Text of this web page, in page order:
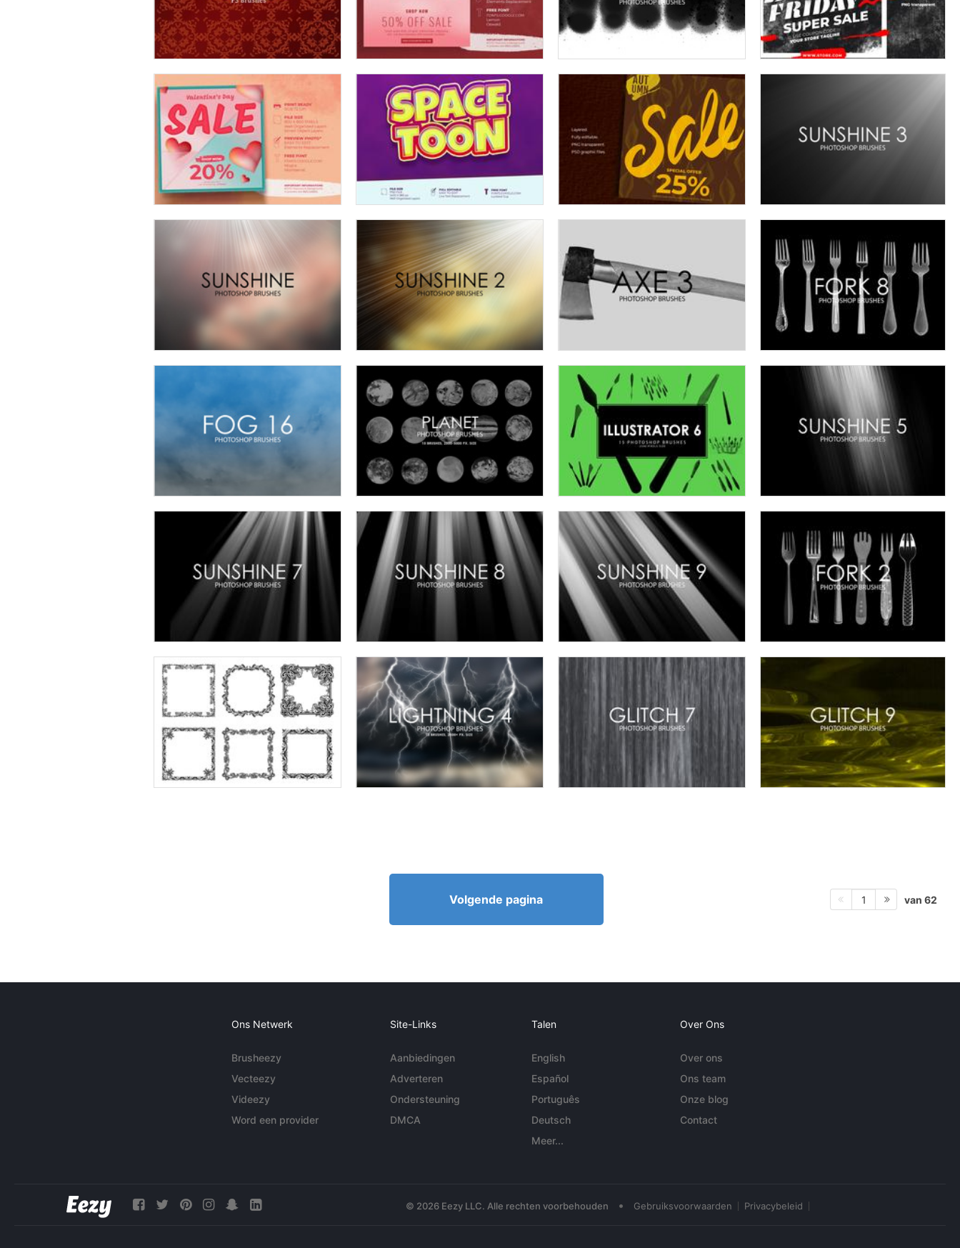
Volgende pagina 1 van 62
Ons Netwerk
Brusheezy
Vecteezy
Videezy
Word een provider
Site-Links
Aanbiedingen
Adverteren
Ondersteuning
DMCA
Talen
English
Español
Português
Deutsch
Meer...
Over Ons
Over ons
Ons team
Onze blog
Contact
© 2026 Eezy LLC. Alle rechten voorbehouden • Gebruiksvoorwaarden Privacybeleid